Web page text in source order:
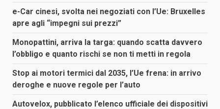
e-Car cinesi, svolta nei negoziati con l’Ue: Bruxelles
apre agli “impegni sui prezzi”
Monopattini, arriva la targa: quando scatta davvero
l’obbligo e quanto rischi se non ti metti in regola
Stop ai motori termici dal 2035, l’Ue frena: in arrivo
deroghe e nuove regole per l’auto
Autovelox, pubblicato l’elenco ufficiale dei dispositivi